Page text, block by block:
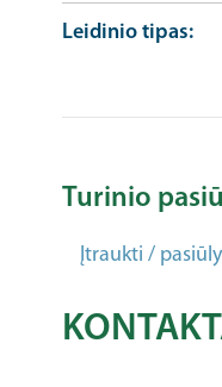
Leidinio tipas
Turinio
Įtraukti /